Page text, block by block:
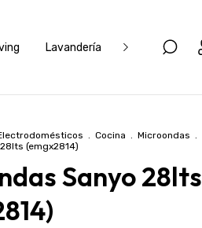
Lavandería Electrónica
. Cocina . Microondas .
(emgx2814)
Sanyo 28lts